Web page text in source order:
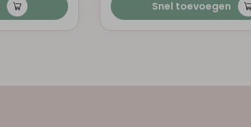
Snel toevoegen